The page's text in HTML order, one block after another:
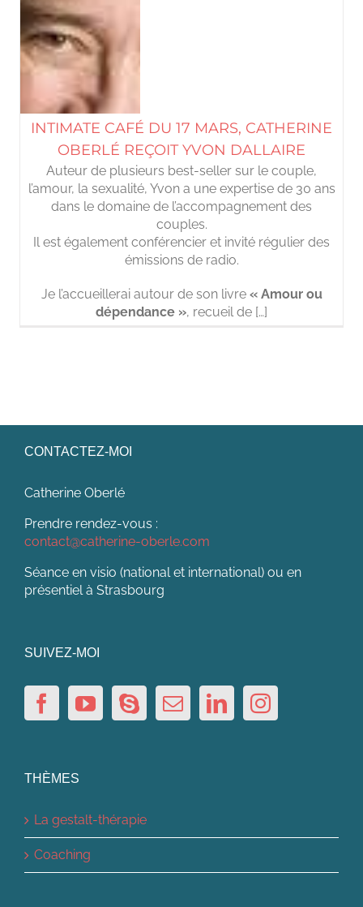
INTIMATE CAFÉ DU 17 MARS, CATHERINE
OBERLÉ REÇOIT YVON DALLAIRE
Auteur de plusieurs best-seller sur le couple,
l’amour, la sexualité, Yvon a une expertise de 30 ans
dans le domaine de l’accompagnement des
couples.
Il est également conférencier et invité régulier des
émissions de radio.
Je l’accueillerai autour de son livre « Amour ou
dépendance », recueil de […]
CONTACTEZ-MOI
Catherine Oberlé
Prendre rendez-vous :
contact@catherine-oberle.com
Séance en visio (national et international) ou en
présentiel à Strasbourg
SUIVEZ-MOI
THÈMES
La gestalt-thérapie
Coaching